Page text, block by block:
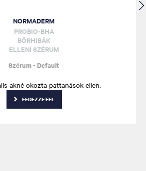
NORMADERM
PROBIO-BHA
BŐRHIBÁK
ELLENI SZÉRUM
Szérum - Default
akné okozta pattanások ellen.
FEDEZZE FEL